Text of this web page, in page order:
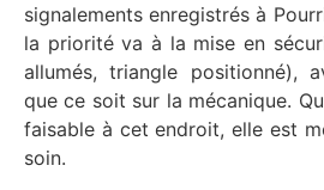
signalements enregistrés à
la priorité va à la mise en
allumés, triangle positionné),
que ce soit sur la mécanique.
faisable à cet endroit, elle est
soin.